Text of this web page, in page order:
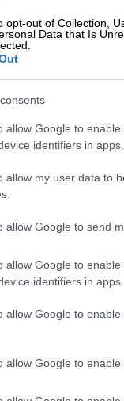
opt-out of Collection,
Data that Is
allow Google to
identifiers in apps.
allow my user data to
allow Google to send
allow Google to
identifiers in apps.
allow Google to
allow Google to
λεπτά, όμως
ο Υπουργός
ο κ.
όπου
το
ουσιών
φτάσει
τον